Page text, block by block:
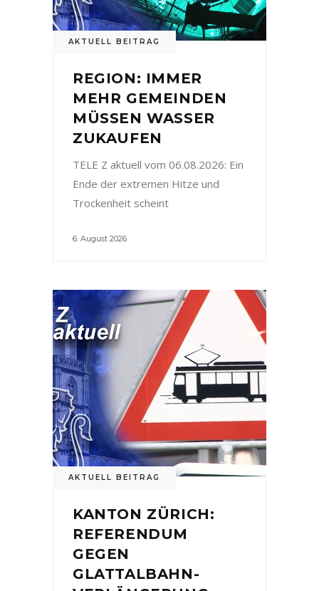
AKTUELL BEITRAG
REGION: IMMER
MEHR GEMEINDEN
MÜSSEN WASSER
ZUKAUFEN
TELE Z aktuell vom 06.08.2026: Ein
Ende der extremen Hitze und
Trockenheit scheint
6. August 2026
AKTUELL BEITRAG
KANTON ZÜRICH:
REFERENDUM
GEGEN
GLATTALBAHN-